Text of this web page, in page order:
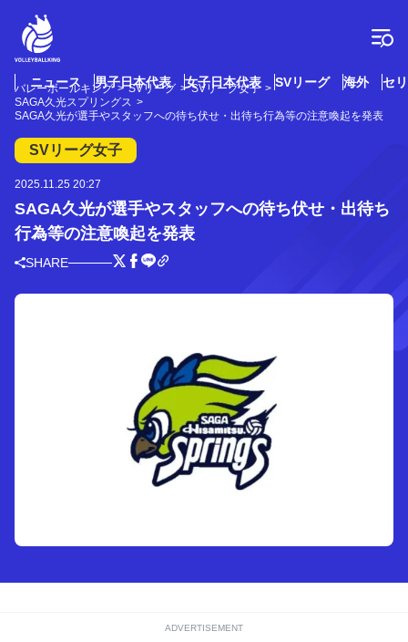
ニュース 男子日本代表 女子日本代表 SVリーグ 海外 セ
バレーボールキング SVリーグ
SVリーグ女子
SAGA久光スプリングス
SAGA久光が選手やスタッフへの待ち伏せ・出待ち行為等の注意喚起を発表
SVリーグ女子
2025.11.25 20:27
SAGA久光が選手やスタッフへの待ち伏せ・出待ち
行為等の注意喚起を発表
SHARE
ADVERTISEMENT